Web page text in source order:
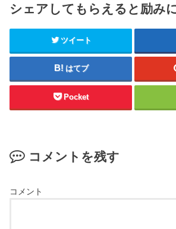
シェアしてもらえると励み
ツイート
はてブ
Pocket
コメントを残す
コメント